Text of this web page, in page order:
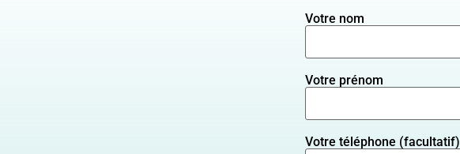
Votre nom
Votre prénom
Votre téléphone (facultatif)